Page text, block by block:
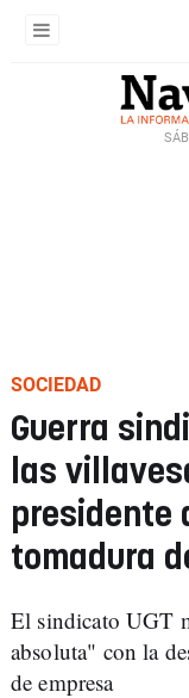
SOCIEDAD
Guerra
las
presidente
tomadura
El sindicato UGT
absoluta" con la
de empresa